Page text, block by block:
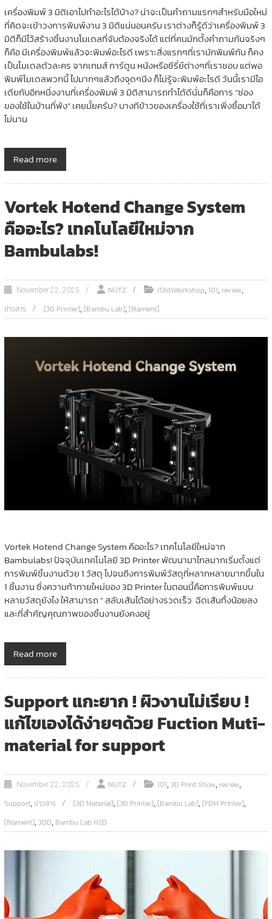
เครื่องพิมพ์ 3 มิติเอาไปทำอะไรได้บ้าง? น่าจะเป็นคำถามแรกๆสำหรับมือใหม่
ที่คิดจะเข้าวงการพิมพ์งาน 3 มิติแน่นอนครับ เราต่างก็รู้ดีว่าเครื่องพิมพ์ 3
มิติก็มีไว้สร้างชิ้นงานโมเดลที่จับต้องจริงได้ แต่ที่คนมักตั้งคำถามกันจริงๆ
ก็คือ มีเครื่องพิมพ์แล้วจะพิมพ์อะไรดี เพราะสิ่งแรกๆที่เรามักพิมพ์กัน ก็คง
เป็นโมเดลตัวละคร จากเกมส์ การ์ตูน หนังหรือซีรี่ย์ต่างๆที่เราชอบ แต่พอ
พิมพ์โมเดลพวกนี้ ไปมากๆแล้วถึงจุดๆนึง ก็ไม่รู้จะพิมพ์อะไรดี วันนี้เรามีไอ
เดียกับอีกหนึ่งงานที่เครื่องพิมพ์ 3 มิติสามารถทำได้ดีนั่นก็คือการ “ซ่อง
ของใช้ในบ้านที่พัง” เคยมั้ยครับ? บางทีข้าวของเครื่องใช้ที่เราเพิ่งซื้อมาได้
ไม่นาน
Read more
Vortek Hotend Change System
คืออะไร? เทคโนโลยีใหม่จาก
Bambulabs!
November 22, 2025 NUTZ (Old)Workshop,101, review,
ข่าวสาร [3D Printer],[Bambu Lab],[filament]
Vortek Hotend Change System คืออะไร? เทคโนโลยีใหม่จาก
Bambulabs! ปัจจุบันเทคโนโลยี 3D Printer พัฒนามาไกลมากเริ่มตั้งแต่
การพิมพ์ชิ้นงานด้วย 1 วัสดุ ไปจนถึงการพิมพ์วัสดุที่หลากหลายมากขึ้นใน
1 ชิ้นงาน ซึ่งความท้าทายใหม่ของ 3D Printer ในตอนนี้คือการพิมพ์แบบ
หลายวัสดุยังไง ให้สามารถ ” สลับเส้นได้อย่างรวดเร็ว ฉีดเส้นทิ้งน้อยลง
และที่สำคัญคุณภาพของชิ้นงานยังคงอยู่
Read more
Support แกะยาก ! ผิวงานไม่เรียบ !
แก้ไขเองได้ง่ายๆด้วย Fuction Muti-
material for support
November 22, 2025 NUTZ 101,3D Print Show, review,
Support,ข่าวสาร [3D Material],[3D Printer],[Bambu Lab],[FDM Printer],
[filament],3DD, Bambu Lab H2D